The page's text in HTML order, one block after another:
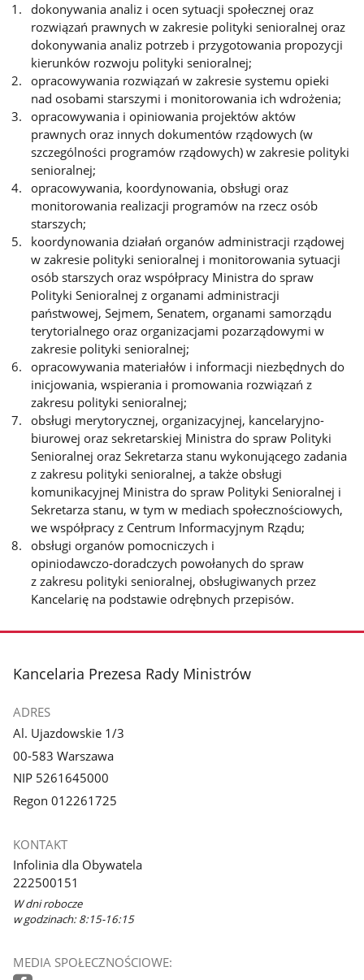
dokonywania analiz i ocen sytuacji społecznej oraz
rozwiązań prawnych w zakresie polityki senioralnej oraz
dokonywania analiz potrzeb i przygotowania propozycji
kierunków rozwoju polityki senioralnej;
opracowywania rozwiązań w zakresie systemu opieki
nad osobami starszymi i monitorowania ich wdrożenia;
opracowywania i opiniowania projektów aktów
prawnych oraz innych dokumentów rządowych (w
szczególności programów rządowych) w zakresie polityki
senioralnej;
opracowywania, koordynowania, obsługi oraz
monitorowania realizacji programów na rzecz osób
starszych;
koordynowania działań organów administracji rządowej
w zakresie polityki senioralnej i monitorowania sytuacji
osób starszych oraz współpracy Ministra do spraw
Polityki Senioralnej z organami administracji
państwowej, Sejmem, Senatem, organami samorządu
terytorialnego oraz organizacjami pozarządowymi w
zakresie polityki senioralnej;
opracowywania materiałów i informacji niezbędnych do
inicjowania, wspierania i promowania rozwiązań z
zakresu polityki senioralnej;
obsługi merytorycznej, organizacyjnej, kancelaryjno-
biurowej oraz sekretarskiej Ministra do spraw Polityki
Senioralnej oraz Sekretarza stanu wykonującego zadania
z zakresu polityki senioralnej, a także obsługi
komunikacyjnej Ministra do spraw Polityki Senioralnej i
Sekretarza stanu, w tym w mediach społecznościowych,
we współpracy z Centrum Informacyjnym Rządu;
obsługi organów pomocniczych i
opiniodawczo‑doradczych powołanych do spraw
z zakresu polityki senioralnej, obsługiwanych przez
Kancelarię na podstawie odrębnych przepisów.
stopka
Kancelaria Prezesa Rady Ministrów
ADRES
Al. Ujazdowskie 1/3
00-583 Warszawa
NIP 5261645000
Regon 012261725
KONTAKT
Infolinia dla Obywatela
222500151
W dni robocze
w godzinach: 8:15-16:15
MEDIA SPOŁECZNOŚCIOWE: